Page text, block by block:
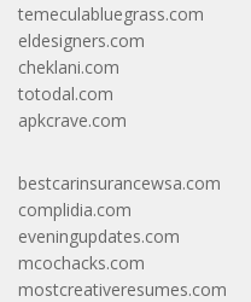
temeculabluegrass.com
eldesigners.com
cheklani.com
totodal.com
apkcrave.com
bestcarinsurancewsa.com
complidia.com
eveningupdates.com
mcochacks.com
mostcreativeresumes.com